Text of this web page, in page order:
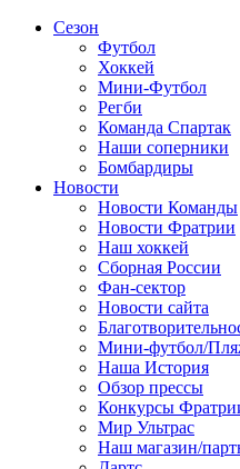
Сезон
Футбол
Хоккей
Мини-Футбол
Регби
Команда Спартак
Наши соперники
Бомбардиры
Новости
Новости Команды
Новости Фратрии
Наш хоккей
Сборная России
Фан-cектор
Новости сайта
Мини-футбол/
Наша История
Обзор прессы
Конкурсы
Мир Ультрас
Наш магазин/